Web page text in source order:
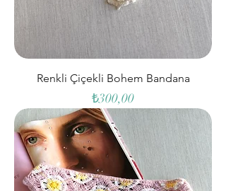
Renkli Çiçekli Bohem Bandana
Fiyat
₺300,00